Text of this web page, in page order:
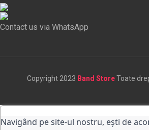
Contact us via WhatsApp
Copyright 2023 Band StoreToate
Navigând pe site-ul nostru, ești de